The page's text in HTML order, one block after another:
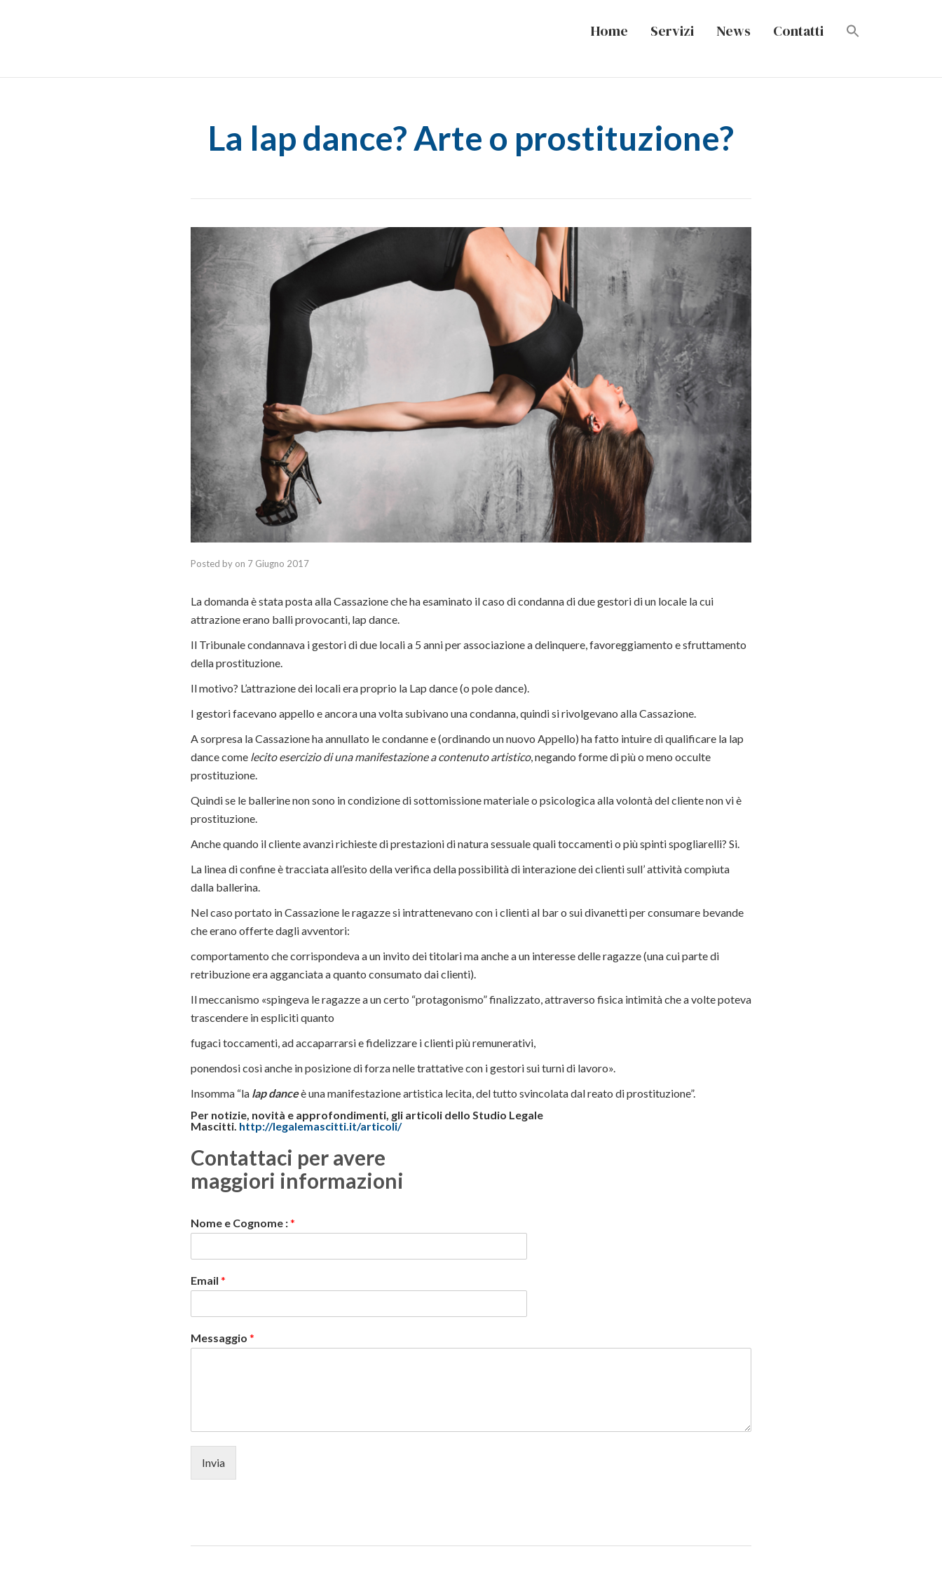
Home Servizi News Contatti
La lap dance? Arte o prostituzione?
Posted by on 7 Giugno 2017
La domanda è stata posta alla Cassazione che ha esaminato il caso di condanna di due gestori di un locale la cui
attrazione erano balli provocanti, lap dance.
Il Tribunale condannava i gestori di due locali a 5 anni per associazione a delinquere, favoreggiamento e sfruttamento
della prostituzione.
Il motivo? L’attrazione dei locali era proprio la Lap dance (o pole dance).
I gestori facevano appello e ancora una volta subivano una condanna, quindi si rivolgevano alla Cassazione.
A sorpresa la Cassazione ha annullato le condanne e (ordinando un nuovo Appello) ha fatto intuire di qualificare la lap
dance come lecito esercizio di una manifestazione a contenuto artistico, negando forme di più o meno occulte
prostituzione.
Quindi se le ballerine non sono in condizione di sottomissione materiale o psicologica alla volontà del cliente non vi è
prostituzione.
Anche quando il cliente avanzi richieste di prestazioni di natura sessuale quali toccamenti o più spinti spogliarelli? Si.
La linea di confine è tracciata all’esito della verifica della possibilità di interazione dei clienti sull’ attività compiuta
dalla ballerina.
Nel caso portato in Cassazione le ragazze si intrattenevano con i clienti al bar o sui divanetti per consumare bevande
che erano offerte dagli avventori:
comportamento che corrispondeva a un invito dei titolari ma anche a un interesse delle ragazze (una cui parte di
retribuzione era agganciata a quanto consumato dai clienti).
Il meccanismo «spingeva le ragazze a un certo “protagonismo” finalizzato, attraverso fisica intimità che a volte poteva
trascendere in espliciti quanto
fugaci toccamenti, ad accaparrarsi e fidelizzare i clienti più remunerativi,
ponendosi così anche in posizione di forza nelle trattative con i gestori sui turni di lavoro».
Insomma “la lap danceè una manifestazione artistica lecita, del tutto svincolata dal reato di prostituzione”.
Per notizie, novità e approfondimenti, gli articoli dello Studio Legale
Mascitti. http://legalemascitti.it/articoli/
Contattaci per avere
maggiori informazioni
Nome e Cognome :*
Email *
Messaggio *
Invia